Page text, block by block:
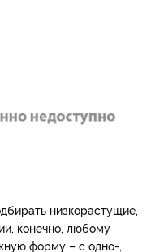
низкорастущие,
конечно, любому
форму – с одно-,